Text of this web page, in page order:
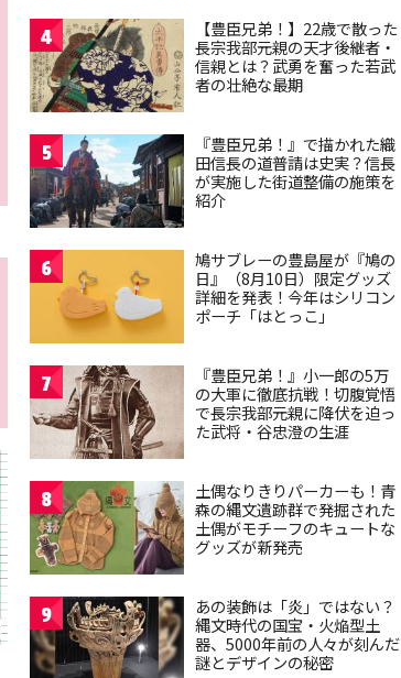
4
【豊臣兄弟！】22歳で散った
長宗我部元親の天才後継者・
信親とは？武勇を奮った若武
者の壮絶な最期
5
『豊臣兄弟！』で描かれた織
田信長の道普請は史実？信長
が実施した街道整備の施策を
紹介
6
鳩サブレーの豊島屋が『鳩の
日』（8月10日）限定グッズ
詳細を発表！今年はシリコン
ポーチ「はとっこ」
7
『豊臣兄弟！』小一郎の5万
の大軍に徹底抗戦！切腹覚悟
で長宗我部元親に降伏を迫っ
た武将・谷忠澄の生涯
8
土偶なりきりパーカーも！青
森の縄文遺跡群で発掘された
土偶がモチーフのキュートな
グッズが新発売
9
あの装飾は「炎」ではない？
縄文時代の国宝・火焔型土
器、5000年前の人々が刻んだ
謎とデザインの秘密